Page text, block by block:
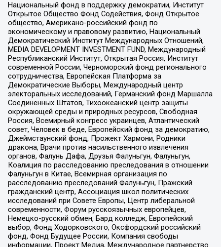
Национальный фонд в поддержку демократии, Институт
Открытое Общество Фонд Содействия, Фонд Открытое
общество, Американо-российский фонд по
экономическому и правовому развитию, Национальный
Демократический Институт Международных Отношений,
MEDIA DEVELOPMENT INVESTMENT FUND, Международный
Республиканский Институт, Открытая Россия, Институт
современной России, Черноморский фонд регионального
сотрудничества, Европейская Платформа за
Демократические Выборы, Международный центр
электоральных исследований, Германский фонд Маршалла
Соединенных Штатов, Тихоокеанский центр защиты
окружающей среды и природных ресурсов, Свободная
Россия, Всемирный конгресс украинцев, Атлантический
совет, Человек в беде, Европейский фонд за демократию,
Джеймстаунский фонд, Прожект Хармони, Родники
дракона, Врачи против насильственного извлечения
органов, Фалунь Дафа, Друзья Фалуньгун, Фалуньгун,
Коалиция по расследованию преследования в отношении
Фалуньгун в Китае, Всемирная организация по
расследованию преследований Фалуньгун, Пражский
гражданский центр, Ассоциация школ политических
исследований при Совете Европы, Центр либеральной
современности, Форум русскоязычных европейцев,
Немецко-русский обмен, Бард колледж, Европейский
выбор, Фонд Ходорковского, Оксфордский российский
фонд, Фонд Будущее России, Компания свободы
информации, Проект Медиа, Международное партнерство